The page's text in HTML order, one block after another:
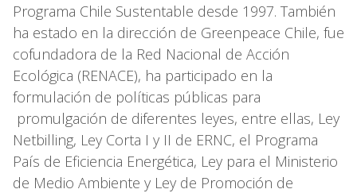
Programa Chile Sustentable desde 1997. También
ha estado en la dirección de Greenpeace Chile, fue
cofundadora de la Red Nacional de Acción
Ecológica (RENACE), ha participado en la
formulación de políticas públicas para
promulgación de diferentes leyes, entre ellas, Ley
Netbilling, Ley Corta I y II de ERNC, el Programa
País de Eficiencia Energética, Ley para el Ministerio
de Medio Ambiente y Ley de Promoción de